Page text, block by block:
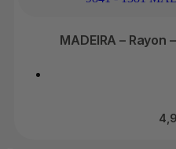
MADEIRA – Rayon